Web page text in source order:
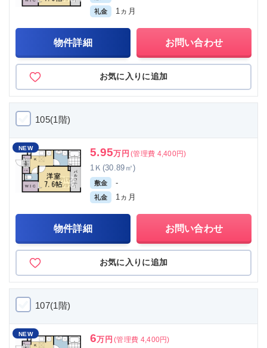
礼金 1ヵ月
物件詳細 お問い合わせ
お気に入りに追加
105(1階)
NEW 5.95万円 (管理費 4,400円)
1Ｋ(30.89㎡)
敷金 -
礼金 1ヵ月
物件詳細 お問い合わせ
お気に入りに追加
107(1階)
NEW 6万円 (管理費 4,400円)